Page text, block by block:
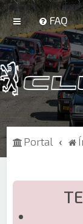
FAQ
Portal